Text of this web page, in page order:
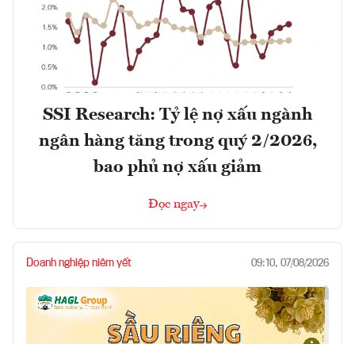
SSI Research: Tỷ lệ nợ xấu ngành
ngân hàng tăng trong quý 2/2026,
bao phủ nợ xấu giảm
Đọc ngay
Doanh nghiệp niêm yết 09:10, 07/08/2026